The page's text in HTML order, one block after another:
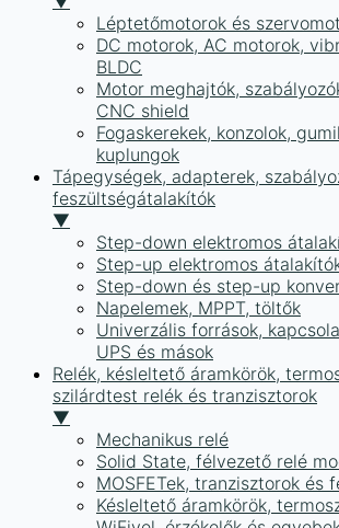
Léptetőmotorok és
DC motorok, AC motorok,
BLDC
Motor meghajtók,
CNC shield
Fogaskerekek, konzolok,
kuplungok
Tápegységek, adapterek,
feszültségátalakítók
▼
Step-down elektromos
Step-up elektromos
Step-down és step-up
Napelemek, MPPT, töltők
Univerzális források,
UPS és mások
Relék, késleltető áramkörök,
szilárdtest relék és tranzisztorok
▼
Mechanikus relé
Solid State, félvezető relé
MOSFETek, tranzisztorok és
Késleltető áramkörök,